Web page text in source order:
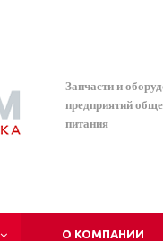
Запчасти и
предприятий
питания
О КОМПАНИИ